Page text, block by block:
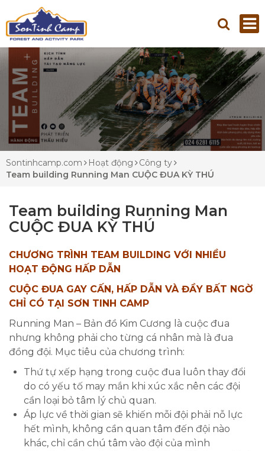
Sontinhcamp.com Hoạt động
Công ty
Team building Running Man CUỘC ĐUA KỲ THÚ
Team building Running Man
CUỘC ĐUA KỲ THÚ
CHƯƠNG TRÌNH TEAM BUILDING VỚI NHIỀU
HOẠT ĐỘNG HẤP DẪN
CUỘC ĐUA GAY CẤN, HẤP DẪN VÀ ĐẦY BẤT NGỜ
CHỈ CÓ TẠI SƠN TINH CAMP
Running Man – Bản đồ Kim Cương là cuộc đua
nhưng không phải cho từng cá nhân mà là đua
đồng đội. Mục tiêu của chương trình:
Thứ tự xếp hạng trong cuộc đua luôn thay đổi
do có yếu tố may mắn khi xúc xắc nên các đội
cần loại bỏ tâm lý chủ quan.
Áp lực về thời gian sẽ khiến mỗi đội phải nỗ lực
hết mình, không cần quan tâm đến đội nào
khác, chỉ cần chú tâm vào đội của mình